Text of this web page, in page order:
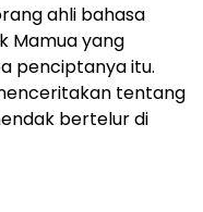
ahli bahasa
Mamua yang
penciptanya itu.
tentang
bertelur di